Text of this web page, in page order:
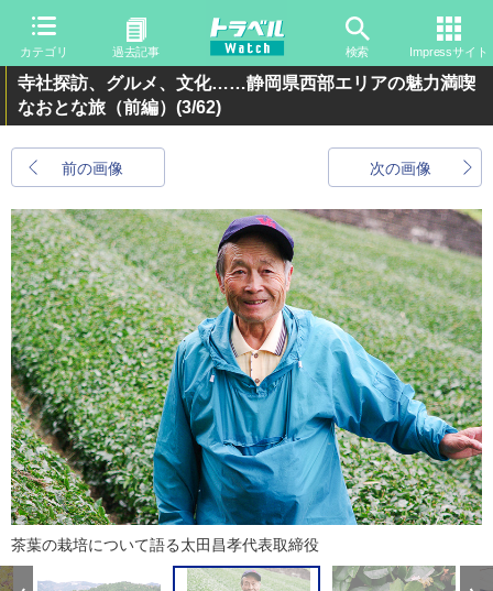
カテゴリ 過去記事 検索 Impressサイト
寺社探訪、グルメ、文化……静岡県西部エリアの魅力満喫
なおとな旅（前編） (3/62)
前の画像 次の画像
茶葉の栽培について語る太田昌孝代表取締役